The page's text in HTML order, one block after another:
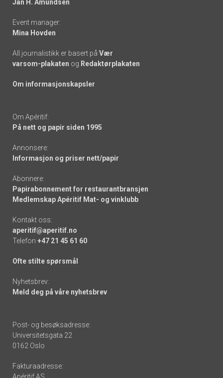
Jan H. Amundsen
Event manager:
Mina Hovden
All journalistikk er basert på Vær
varsom-plakaten og Redaktørplakaten
Om informasjonskapsler
Om Apéritif:
På nett og papir siden 1995
Annonsere:
Informasjon og priser nett/papir
Abonnere:
Papirabonnement for restaurantbransjen
Medlemskap Apéritif Mat- og vinklubb
Kontakt oss:
aperitif@aperitif.no
Telefon +47 21 45 61 60
Ofte stilte spørsmål
Nyhetsbrev:
Meld deg på våre nyhetsbrev
Post- og besøksadresse:
Universitetsgata 22
0162 Oslo
Fakturaadresse: